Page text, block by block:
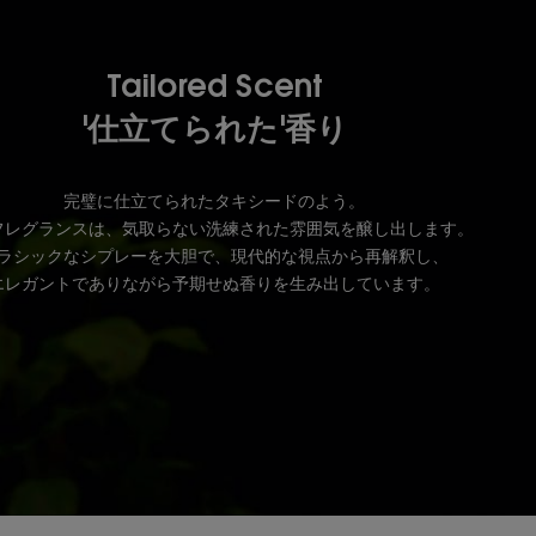
Tailored Scent
'仕立てられた'香り
完璧に仕立てられたタキシードのよう。
レグランスは、気取らない洗練された雰囲気を醸し出します。
シックなシプレーを大胆で、現代的な視点から再解釈し、
レガントでありながら予期せぬ香りを生み出しています。